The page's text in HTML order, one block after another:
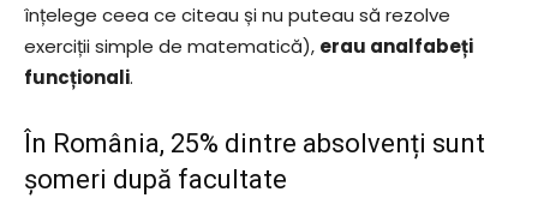
înțelege ceea ce citeau și nu puteau să rezolve
exerciții simple de matematică), erau analfabeți
funcționali.
În România, 25% dintre absolvenți sunt
șomeri după facultate